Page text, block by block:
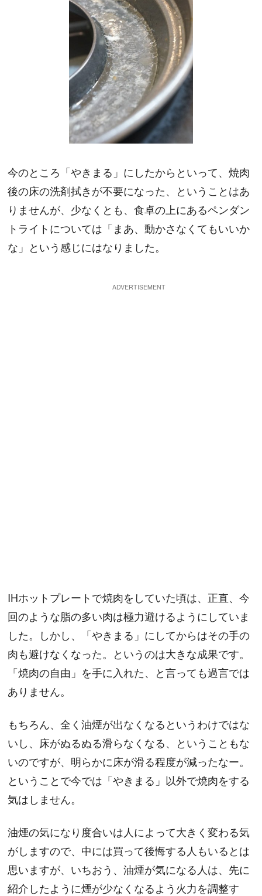
今のところ「やきまる」にしたからといって、焼肉
後の床の洗剤拭きが不要になった、ということはあ
りませんが、少なくとも、食卓の上にあるペンダン
トライトについては「まあ、動かさなくてもいいか
な」という感じにはなりました。
IHホットプレートで焼肉をしていた頃は、正直、今
回のような脂の多い肉は極力避けるようにしていま
した。しかし、「やきまる」にしてからはその手の
肉も避けなくなった。というのは大きな成果です。
「焼肉の自由」を手に入れた、と言っても過言では
ありません。
もちろん、全く油煙が出なくなるというわけではな
いし、床がぬるぬる滑らなくなる、ということもな
いのですが、明らかに床が滑る程度が減ったなー。
ということで今では「やきまる」以外で焼肉をする
気はしません。
油煙の気になり度合いは人によって大きく変わる気
がしますので、中には買って後悔する人もいるとは
思いますが、いちおう、油煙が気になる人は、先に
紹介したように煙が少なくなるよう火力を調整す